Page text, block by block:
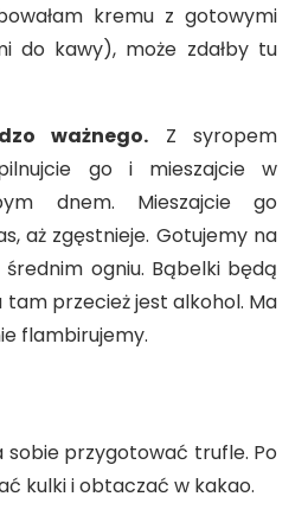
kremu z gotowymi
do kawy), może zdałby tu
ważnego. Z syropem
go i mieszajcie w
dnem. Mieszajcie go
aż zgęstnieje. Gotujemy na
średnim ogniu. Bąbelki będą
tam przecież jest alkohol. Ma
flambirujemy.
sobie przygotować trufle. Po
kulki i obtaczać w kakao.